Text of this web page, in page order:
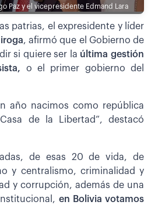
Paz y el vicepresidente Edmand Lara
patrias, el expresidente y líder
, afirmó que el Gobierno de
si quiere ser la última gestión
o el primer gobierno del
año nacimos como república
de la Libertad”, destacó
de esas 20 de vida, de
y centralismo, criminalidad y
y corrupción, además de una
en Bolivia votamos